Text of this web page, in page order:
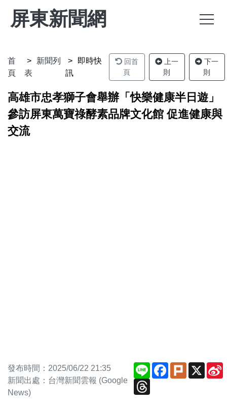
屏東新聞網
首
頁
新聞列
表
即時快
訊
回首
頁
上一
則
下一
則
高雄市忠孝獅子會舉辦「快樂健康半日遊」
參訪屏東萬寶祿酵素品牌文化館 促進健康與
交流
發布時間：2025/06/22 21:35
新聞出處：台灣新聞雲報 (Google
News)
Line Facebook
Plurk X